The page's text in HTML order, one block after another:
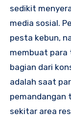
sedikit
media sosial.
pesta kebun,
membuat para
bagian dari
adalah saat
pemandangan
sekitar area